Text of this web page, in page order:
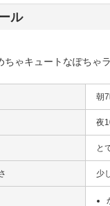
ル
ゃキュートなぽちゃ
朝
夜
と
少